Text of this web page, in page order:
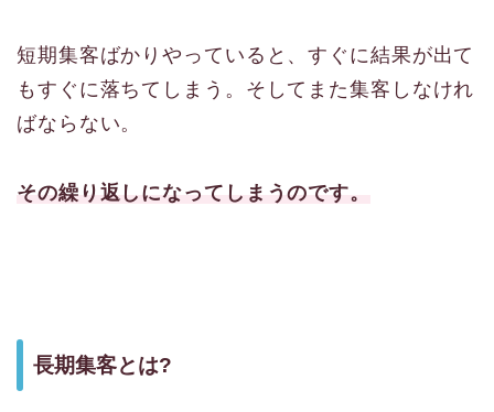
短期集客ばかりやっていると、すぐに結果が出て
もすぐに落ちてしまう。そしてまた集客しなけれ
ばならない。
その繰り返しになってしまうのです。
長期集客とは?